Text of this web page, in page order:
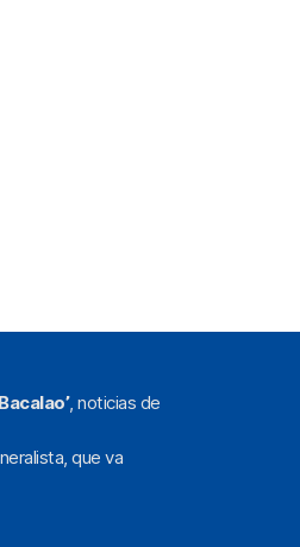
, noticias de
que va